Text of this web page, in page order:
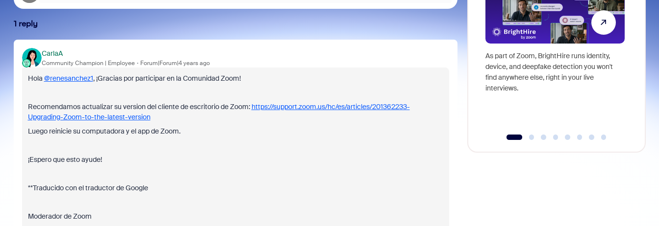
1 reply
CarlaA
Community Champion | Employee Forum|Forum|4 years ago
Hola @renesanchez1, ¡Gracias por participar en la Comunidad Zoom!
Recomendamos actualizar su version del cliente de escritorio de Zoom: https://support.zoom.us/hc/es/articles/201362233-
Upgrading-Zoom-to-the-latest-version
Luego reinicie su computadora y el app de Zoom.
¡Espero que esto ayude!
**Traducido con el traductor de Google
Moderador de Zoom
As part of Zoom, BrightHire runs identity,
device, and deepfake detection you won't
find anywhere else, right in your live
interviews.